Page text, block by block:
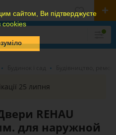
сайтом, Ви підтверджуєте
cookies
25 липня
REHAU
для наружной